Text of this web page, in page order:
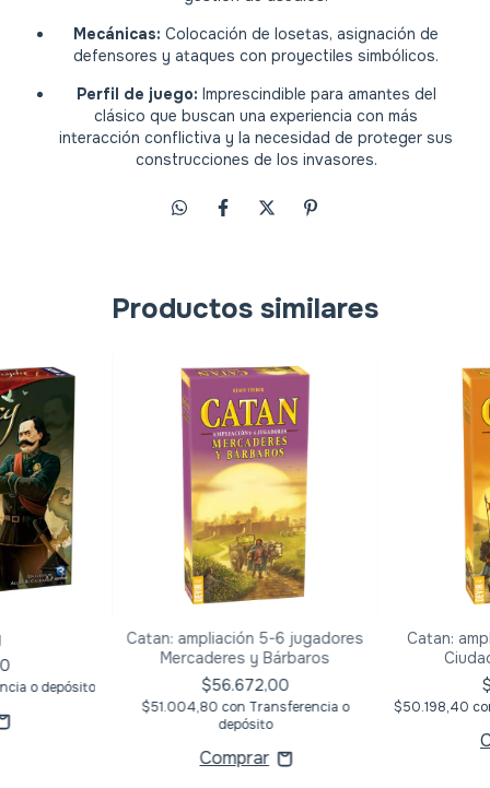
Mecánicas: Colocación de losetas, asignación de
defensores y ataques con proyectiles simbólicos.
Perfil de juego: Imprescindible para amantes del
clásico que buscan una experiencia con más
interacción conflictiva y la necesidad de proteger sus
construcciones de los invasores.
Productos similares
o depósito
Catan: ampliación 5-6 jugadores
Mercaderes y Bárbaros
$56.672,00
$51.004,80 con Transferencia o
depósito
Catan:
$50.198,40